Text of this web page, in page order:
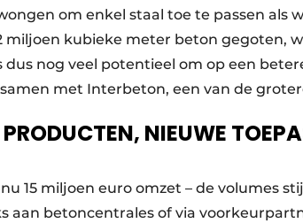
om enkel staal toe te passen als
miljoen kubieke meter beton gegoten,
dus nog veel potentieel om op een
met Interbeton, een van de
NIEUWE
15 miljoen euro omzet – de volumes
aan betoncentrales of via